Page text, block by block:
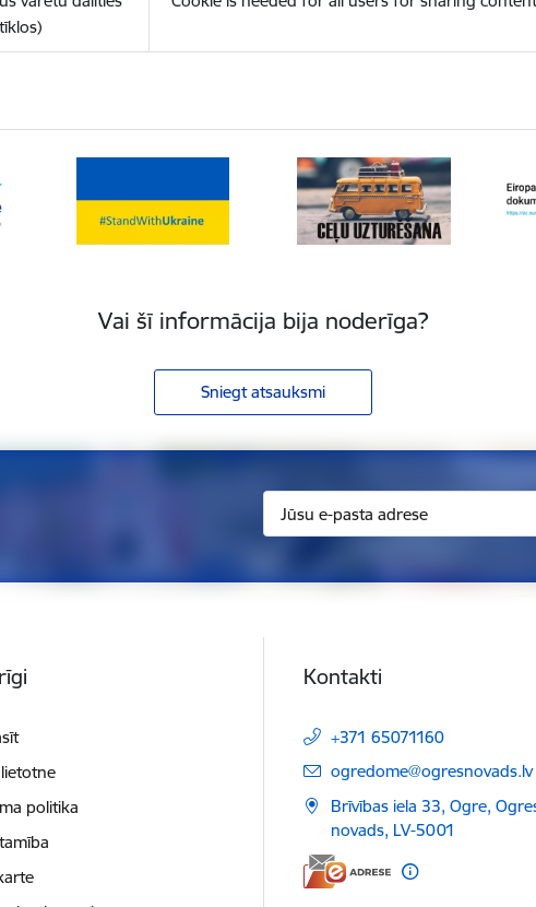
Vai šī informācija bija noderīga?
Sniegt atsauksmi
politika
Kontakti
+371 65071160
E-pasts:
ogredome@ogresnovads.lv
Brīvības iela 33, Ogre,
novads, LV-5001